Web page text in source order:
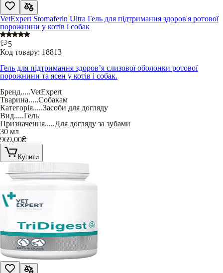
VetExpert Stomaferin Ultra Гель для підтримання здоров'я ротової
порожнини у котів і собак
5
Код товару: 18813
Гель для підтримання здоров’я слизової оболонки ротової
порожнини та ясен у котів і собак.
Бренд.....VetExpert
Тварина.....Собакам
Категорія.....Засоби для догляду
Вид.....Гель
Призначення.....Для догляду за зубами
30 мл
969,00₴
Купити